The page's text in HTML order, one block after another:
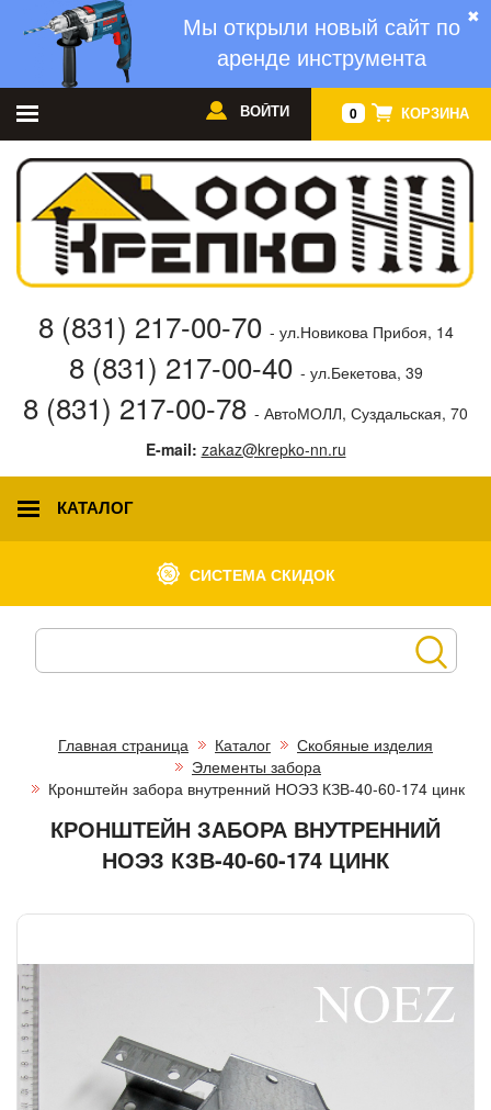
✖
Мы открыли новый сайт по
аренде инструмента
0 КОРЗИНА
ВОЙТИ
8 (831) 217-00-70 - ул.Новикова Прибоя, 14
8 (831) 217-00-40 - ул.Бекетова, 39
8 (831) 217-00-78 - АвтоМОЛЛ, Суздальская, 70
E-mail: zakaz@krepko-nn.ru
КАТАЛОГ
СИСТЕМА СКИДОК
Главная страница Каталог
Скобяные изделия
Элементы забора
Кронштейн забора внутренний НОЭЗ КЗВ-40-60-174 цинк
КРОНШТЕЙН ЗАБОРА ВНУТРЕННИЙ
НОЭЗ КЗВ-40-60-174 ЦИНК